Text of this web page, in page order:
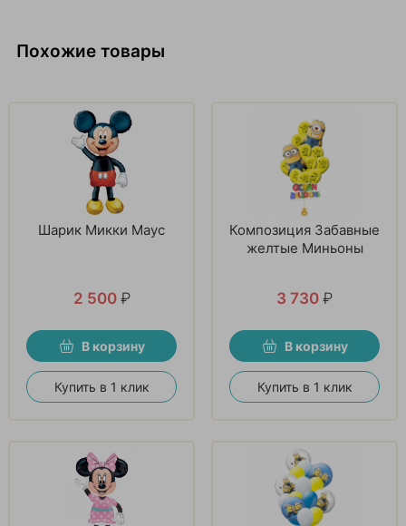
Похожие товары
Шарик Микки Маус
2 500 ₽
В корзину
Купить в 1 клик
Композиция Забавные
желтые Миньоны
3 730 ₽
В корзину
Купить в 1 клик